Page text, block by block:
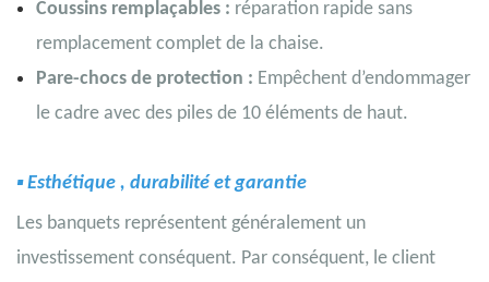
Coussins remplaçables : réparation rapide sans
remplacement complet de la chaise.
Pare-chocs de protection : Empêchent d’endommager
le cadre avec des piles de 10 éléments de haut.
▪Esthétique , durabilité et garantie
Les banquets représentent généralement un
investissement conséquent. Par conséquent, le client